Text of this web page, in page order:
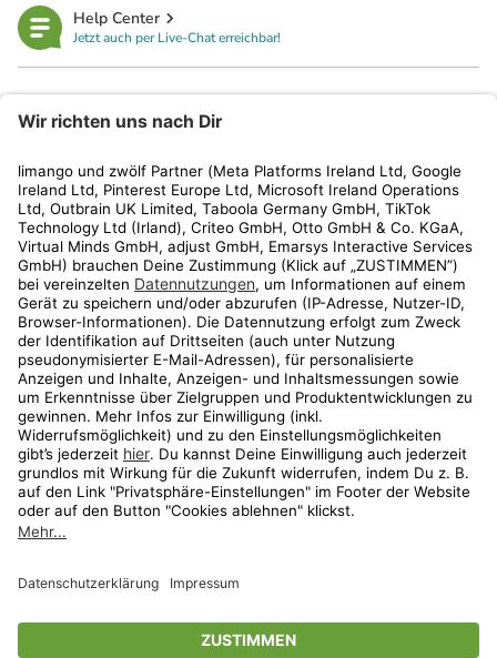
Help Center
Jetzt auch per Live-Chat erreichbar!
Kundenservice
Shop
Aktionen
Travel